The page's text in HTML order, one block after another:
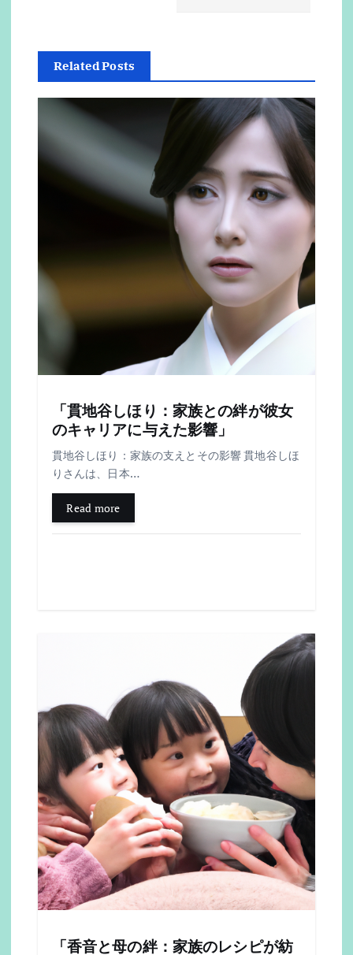
シ
ョ
ン
Related Posts
「貫地谷しほり：家族との絆が彼女
のキャリアに与えた影響」
貫地谷しほり：家族の支えとその影響 貫地谷しほ
りさんは、日本…
Read more
「香音と母の絆：家族のレシピが紡